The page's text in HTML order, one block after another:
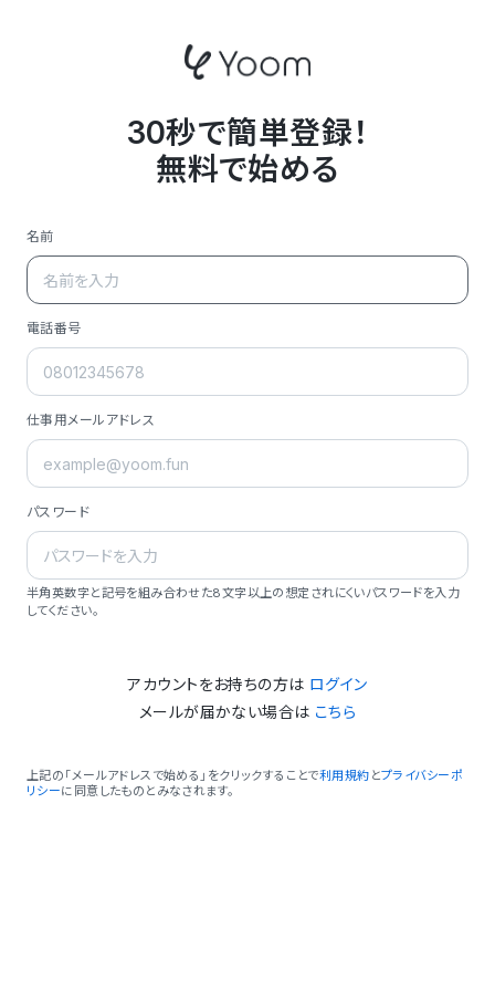
30秒で簡単登録！
無料で始める
名前
電話番号
仕事用メールアドレス
パスワード
半角英数字と記号を組み合わせた8文字以上の想定されにくいパスワードを入力
してください。
アカウントをお持ちの方は ログイン
メールが届かない場合は こちら
上記の「メールアドレスで始める」をクリックすることで利用規約 とプライバシーポ
リシーに同意したものとみなされます。